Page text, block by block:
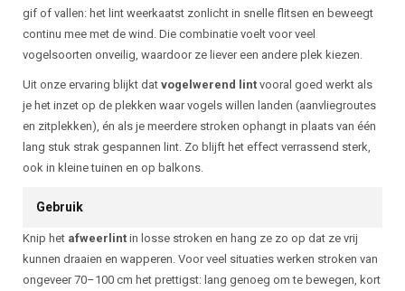
gif of vallen: het lint weerkaatst zonlicht in snelle flitsen en beweegt
continu mee met de wind. Die combinatie voelt voor veel
vogelsoorten onveilig, waardoor ze liever een andere plek kiezen.
Uit onze ervaring blijkt dat vogelwerend lint vooral goed werkt als
je het inzet op de plekken waar vogels willen landen (aanvliegroutes
en zitplekken), én als je meerdere stroken ophangt in plaats van één
lang stuk strak gespannen lint. Zo blijft het effect verrassend sterk,
ook in kleine tuinen en op balkons.
Gebruik
Knip het afweerlint in losse stroken en hang ze zo op dat ze vrij
kunnen draaien en wapperen. Voor veel situaties werken stroken van
ongeveer 70–100 cm het prettigst: lang genoeg om te bewegen, kort